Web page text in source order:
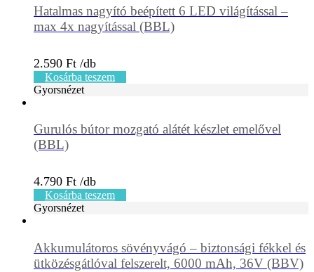
Hatalmas nagyító beépített 6 LED világítással –
max 4x nagyítással (BBL)
2.590 Ft
Kosárba teszem
Gyorsnézet
Gurulós bútor mozgató alátét készlet emelővel
(BBL)
4.790 Ft
Kosárba teszem
Gyorsnézet
Akkumulátoros sövényvágó – biztonsági fékkel és
ütközésgátlóval felszerelt, 6000 mAh, 36V (BBV)